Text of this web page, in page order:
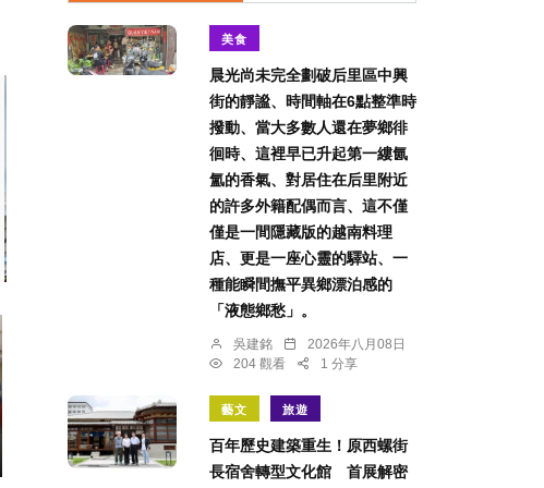
美食
晨光尚未完全劃破后里區中興
街的靜謐、時間軸在6點整準時
撥動、當大多數人還在夢鄉徘
徊時、這裡早已升起第一縷氤
氳的香氣、對居住在后里附近
的許多外籍配偶而言、這不僅
僅是一間隱藏版的越南料理
店、更是一座心靈的驛站、一
種能瞬間撫平異鄉漂泊感的
「液態鄉愁」。
吳建銘
2026年八月08日
204 觀看
1 分享
藝文 旅遊
百年歷史建築重生！原西螺街
長宿舍轉型文化館 首展解密